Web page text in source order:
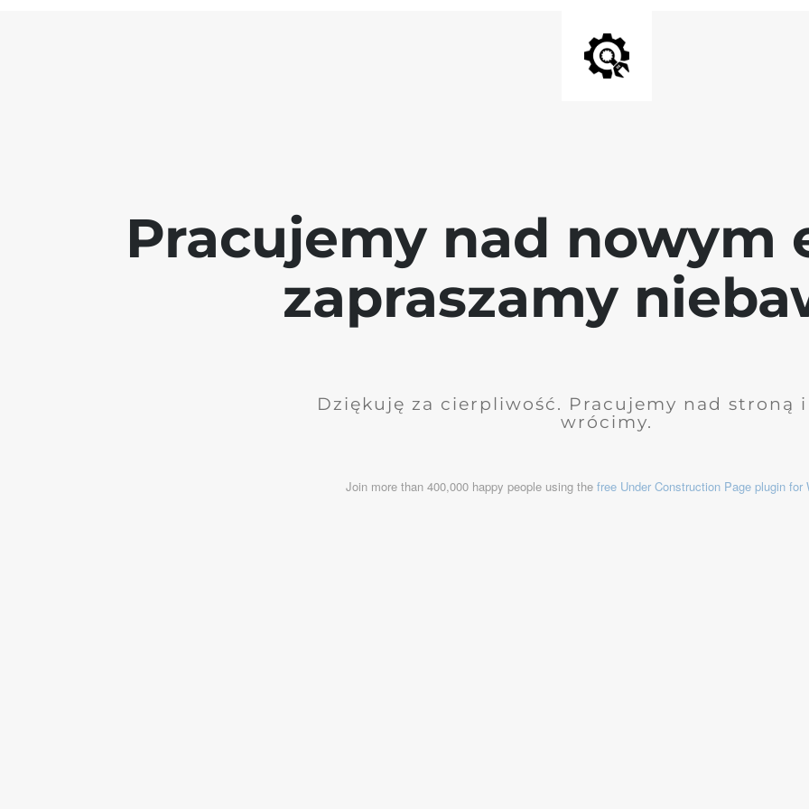
Pracujemy nad nowym
zapraszamy
Dziękuję za cierpliwość. Pracujemy nad stroną
wrócimy.
Join more than 400,000 happy people using the free Under Construction Page plugin for